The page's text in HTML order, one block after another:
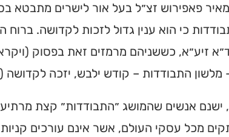
פאפירוש זצ״ל בעל אור לישרים מתבטא
כי הוא ענין גדול לזכות לקדושה.
זיע״א, כששניהם מרמזים זאת בפסוק
מלשון התבודדות – קודש ילבש, יזכה
ישנם אנשים שהמושג ״התבודדות״ קצת
מכל עסקי העולם, אשר אינם עורכים
בית כנסת או
מצאו זמני תפילות, שיעורי